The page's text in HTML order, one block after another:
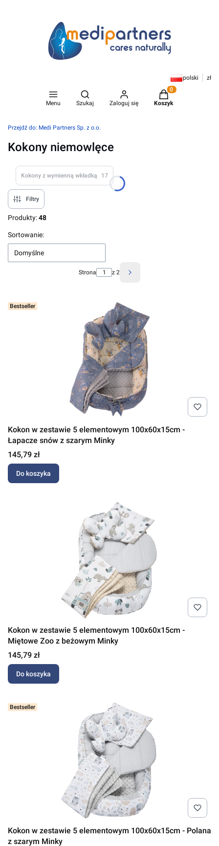
polski zł
Menu
Otwórz wyszukiwarkę
Szukaj Zaloguj się
Produkty w
Koszyk
Przejdź do: Medi Partners Sp. z o.o.
Kokony niemowlęce
Kokony z wymienną wkładką 17
Filtry
Produkty:48
Lista produktów
Sortowanie:
Domyślne
Strona z 2 Następne produkty
Bestseller
Kokon w zestawie 5 elementowym 100x60x15cm -
Łapacze snów z szarym Minky
Cena
145,79 zł
Do koszyka
Kokon w zestawie 5 elementowym 100x60x15cm -
Miętowe Zoo z beżowym Minky
Cena
145,79 zł
Do koszyka
Bestseller
Kokon w zestawie 5 elementowym 100x60x15cm - Polana
z szarym Minky